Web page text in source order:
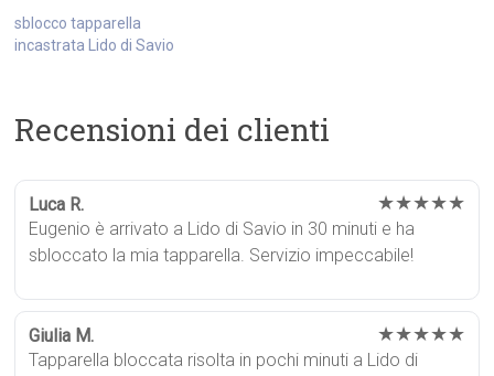
sblocco tapparella
incastrata Lido di Savio
Recensioni dei clienti
Luca R. ★★★★★
Eugenio è arrivato a Lido di Savio in 30 minuti e ha
sbloccato la mia tapparella. Servizio impeccabile!
Giulia M. ★★★★★
Tapparella bloccata risolta in pochi minuti a Lido di